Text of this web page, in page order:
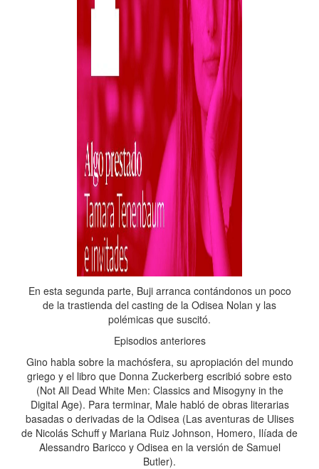
En esta segunda parte, Buji arranca contándonos un poco
de la trastienda del casting de la Odisea Nolan y las
polémicas que suscitó.
Episodios anteriores
Gino habla sobre la machósfera, su apropiación del mundo
griego y el libro que Donna Zuckerberg escribió sobre esto
(Not All Dead White Men: Classics and Misogyny in the
Digital Age). Para terminar, Male habló de obras literarias
basadas o derivadas de la Odisea (Las aventuras de Ulises
de Nicolás Schuff y Mariana Ruiz Johnson, Homero, Ilíada de
Alessandro Baricco y Odisea en la versión de Samuel
Butler).